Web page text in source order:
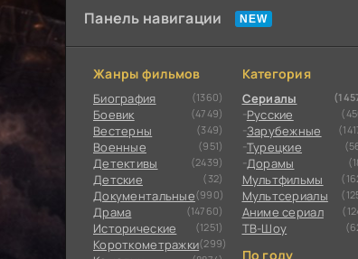
Панель навигации
Жанры фильмов
Биография (1360)
Боевик (4749)
Вестерны (349)
Военные (951)
Детективы (2439)
Детские (32)
Документальные(990)
Драма (14760)
Исторические (1251)
Короткометражки(299)
Категория
Сериалы
Русские
Зарубежные
Турецкие
Дорамы
Мультфильмы
Мультсериалы
Аниме сериал
ТВ-Шоу
По году